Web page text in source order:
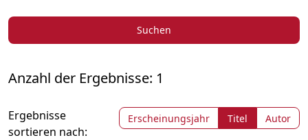
Suchen
Anzahl der Ergebnisse: 1
Ergebnisse
sortieren nach:
Erscheinungsjahr Titel Autor